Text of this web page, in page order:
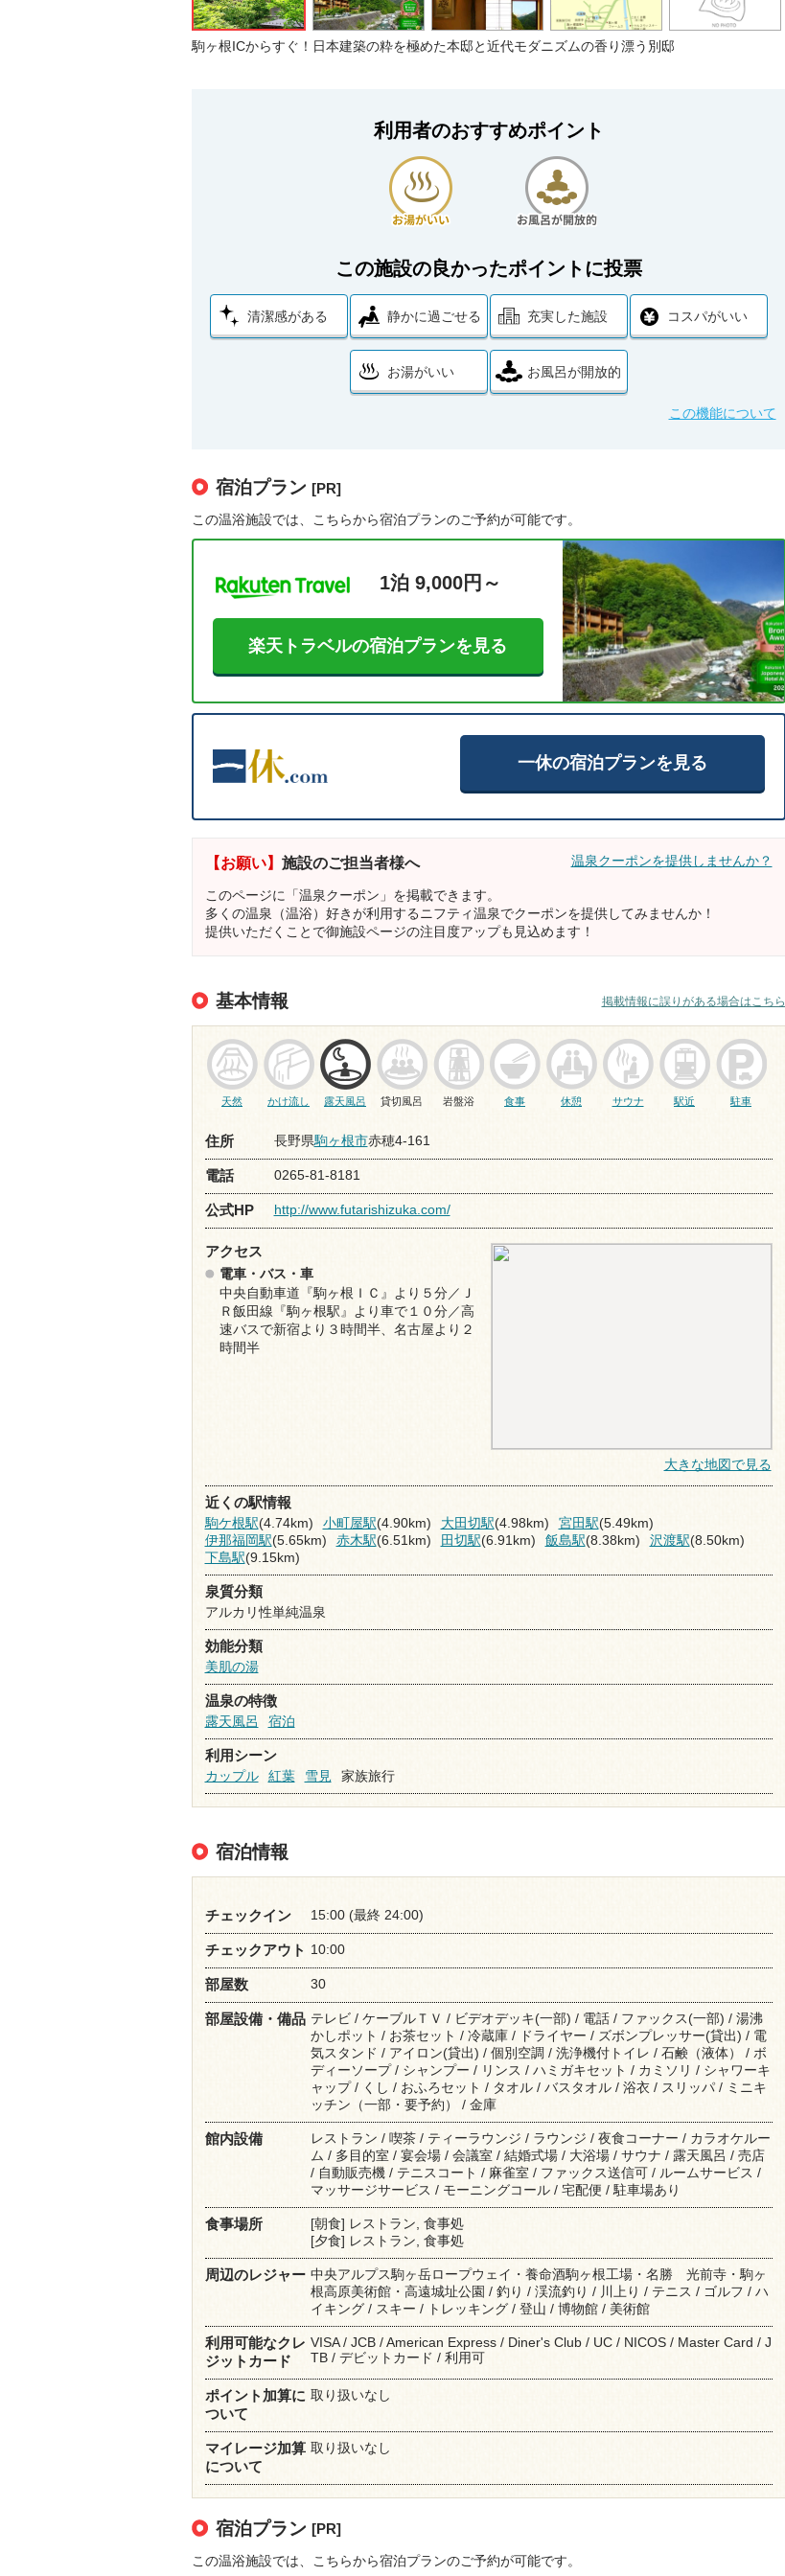
駒ヶ根ICからすぐ！日本建築の粋を極めた本邸と近代モダニズムの香り漂う別邸
利用者のおすすめポイント
この施設の良かったポイントに投票
清潔感がある 静かに過ごせる 充実した施設 コスパがいい
お湯がいい お風呂が開放的
この機能について
宿泊プラン [PR]
この温浴施設では、こちらから宿泊プランのご予約が可能です。
1泊 9,000円～
楽天トラベルの宿泊プランを見る
一休の宿泊プランを見る
【お願い】 施設のご担当者様へ 温泉クーポンを提供しませんか？
このページに「温泉クーポン」を掲載できます。
多くの温泉（温浴）好きが利用するニフティ温泉でクーポンを提供してみませんか！
提供いただくことで御施設ページの注目度アップも見込めます！
基本情報 掲載情報に誤りがある場合はこちら
天然 かけ流し 露天風呂 貸切風呂 岩盤浴 食事 休憩 サウナ 駅近 駐車
住所 長野県駒ヶ根市赤穂4-161
電話 0265-81-8181
公式HP http://www.futarishizuka.com/
アクセス
電車・バス・車
中央自動車道『駒ヶ根ＩＣ』より５分／Ｊ
Ｒ飯田線『駒ヶ根駅』より車で１０分／高
速バスで新宿より３時間半、名古屋より２
時間半
大きな地図で見る
近くの駅情報
駒ケ根駅(4.74km) 小町屋駅(4.90km) 大田切駅(4.98km) 宮田駅(5.49km)
伊那福岡駅(5.65km) 赤木駅(6.51km) 田切駅(6.91km) 飯島駅(8.38km) 沢渡駅(8.50km)
下島駅(9.15km)
泉質分類
アルカリ性単純温泉
効能分類
美肌の湯
温泉の特徴
露天風呂
宿泊
利用シーン
カップル
紅葉 雪見 家族旅行
宿泊情報
チェックイン 15:00 (最終 24:00)
チェックアウト 10:00
部屋数 30
部屋設備・備品 テレビ / ケーブルＴＶ / ビデオデッキ(一部) / 電話 / ファックス(一部) / 湯沸
かしポット / お茶セット / 冷蔵庫 / ドライヤー / ズボンプレッサー(貸出) / 電
気スタンド / アイロン(貸出) / 個別空調 / 洗浄機付トイレ / 石鹸（液体） / ボ
ディーソープ / シャンプー / リンス / ハミガキセット / カミソリ / シャワーキ
ャップ / くし / おふろセット / タオル / バスタオル / 浴衣 / スリッパ / ミニキ
ッチン（一部・要予約） / 金庫
館内設備
レストラン / 喫茶 / ティーラウンジ / ラウンジ / 夜食コーナー / カラオケルー
ム / 多目的室 / 宴会場 / 会議室 / 結婚式場 / 大浴場 / サウナ / 露天風呂 / 売店
/ 自動販売機 / テニスコート / 麻雀室 / ファックス送信可 / ルームサービス /
マッサージサービス / モーニングコール / 宅配便 / 駐車場あり
食事場所
[朝食] レストラン, 食事処
[夕食] レストラン, 食事処
周辺のレジャー 中央アルプス駒ヶ岳ロープウェイ・養命酒駒ヶ根工場・名勝 光前寺・駒ヶ
根高原美術館・高遠城址公園 / 釣り / 渓流釣り / 川上り / テニス / ゴルフ / ハ
イキング / スキー / トレッキング / 登山 / 博物館 / 美術館
利用可能なクレ
ジットカード
VISA / JCB / American Express / Diner's Club / UC / NICOS / Master Card / J
TB / デビットカード / 利用可
ポイント加算に
ついて
取り扱いなし
マイレージ加算
について
取り扱いなし
宿泊プラン [PR]
この温浴施設では、こちらから宿泊プランのご予約が可能です。